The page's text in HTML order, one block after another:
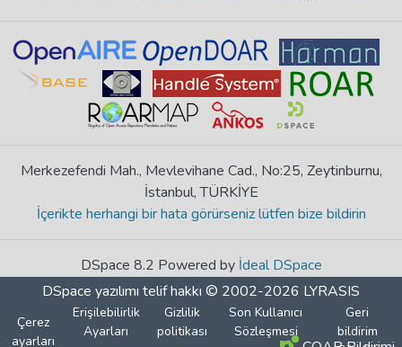
Merkezefendi Mah., Mevlevihane Cad., No:25, Zeytinburnu,
İstanbul, TÜRKİYE
İçerikte herhangi bir hata görürseniz lütfen bize bildirin
DSpace 8.2 Powered by İdeal DSpace
DSpace yazılımı telif hakkı © 2002-2026 LYRASIS
Çerez
ayarları
Erişilebilirlik
Ayarları
Gizlilik
politikası
Son Kullanıcı
Sözleşmesi
Geri
bildirim